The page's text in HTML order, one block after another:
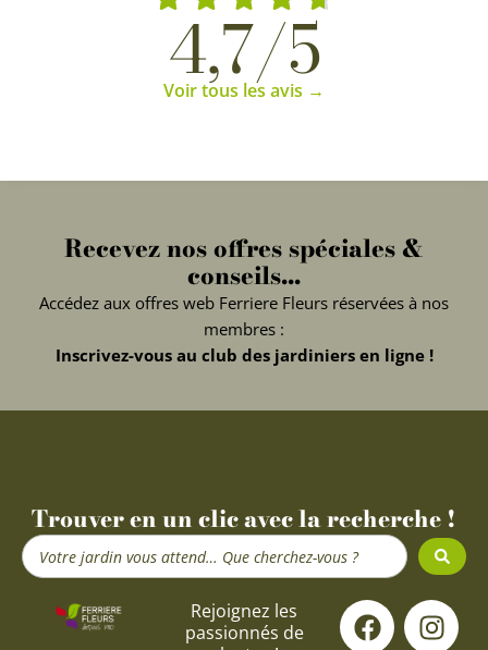
4,7/5
Voir tous les avis →
Recevez nos offres spéciales &
conseils...
Accédez aux offres web Ferriere Fleurs réservées à nos
membres :
Inscrivez-vous au club des jardiniers en ligne !
Trouver en un clic avec la recherche !
Search
...
Rejoignez les
passionnés de
F
a
I
n
Y
o